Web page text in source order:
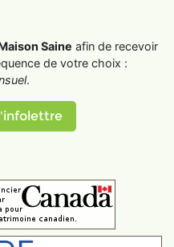
Saine afin de recevoir
de votre choix :
.